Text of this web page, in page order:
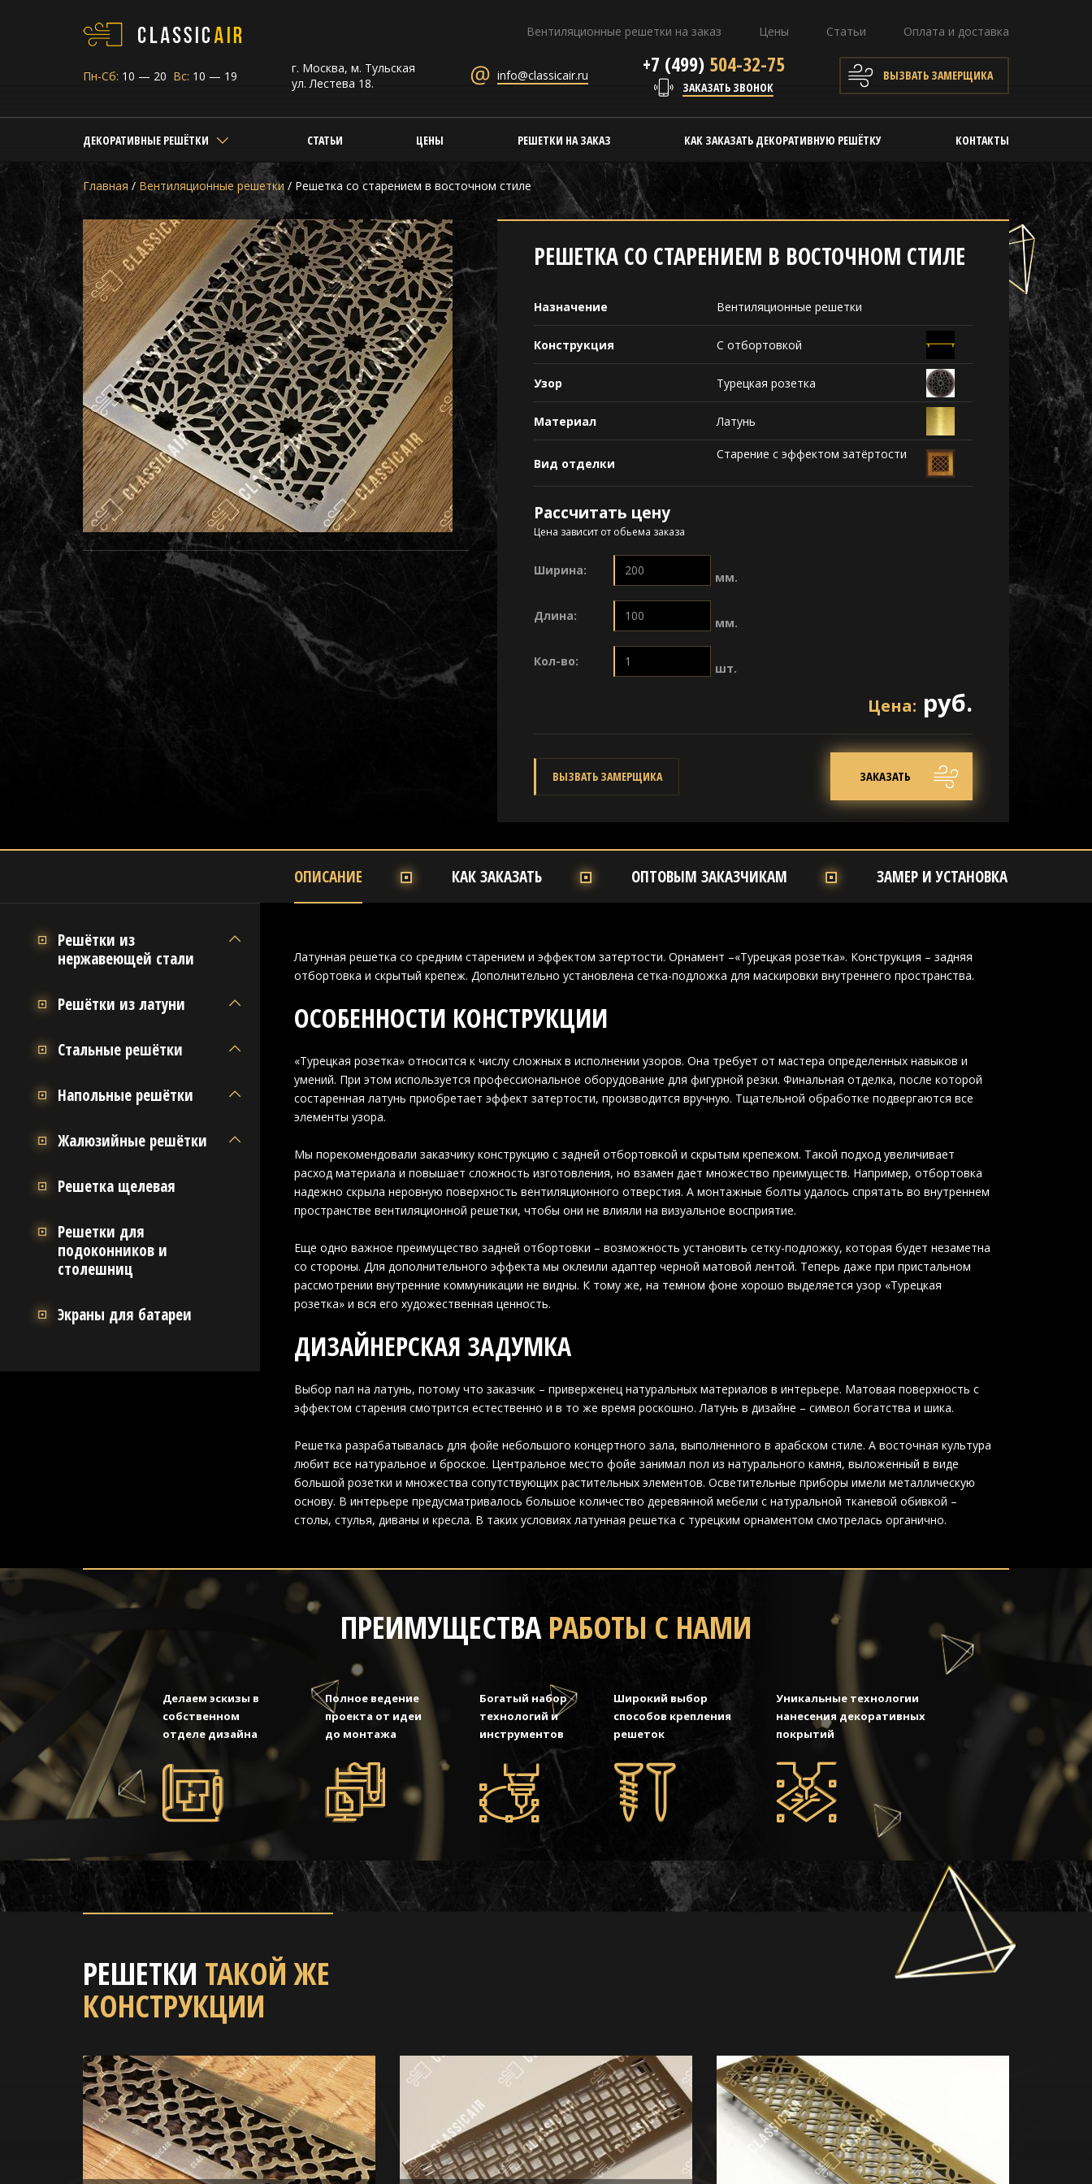
Вентиляционные решетки на заказ Цены Статьи Оплата и доставка
Пн-Сб: 10 — 20 Вс: 10 — 19
г. Москва, м. Тульская
ул. Лестева 18.
info@classicair.ru +7 (499)504-32-75
ЗАКАЗАТЬ ЗВОНОК
ВЫЗВАТЬ ЗАМЕРЩИКА
ДЕКОРАТИВНЫЕ РЕШЁТКИ СТАТЬИ ЦЕНЫ РЕШЕТКИ НА ЗАКАЗ КАК ЗАКАЗАТЬ ДЕКОРАТИВНУЮ РЕШЁТКУ КОНТАКТЫ
Главная / Вентиляционные решетки / Решетка со старением в восточном стиле
РЕШЕТКА СО СТАРЕНИЕМ В ВОСТОЧНОМ СТИЛЕ
Назначение Вентиляционные решетки
Конструкция С отбортовкой
Узор Турецкая розетка
Материал Латунь
Вид отделки
Старение с эффектом затёртости
Рассчитать цену
Цена зависит от обьема заказа
Ширина: мм.
Длина: мм.
Кол-во: шт.
Цена: руб.
ВЫЗВАТЬ ЗАМЕРЩИКА ЗАКАЗАТЬ
ОПИСАНИЕ КАК ЗАКАЗАТЬ ОПТОВЫМ ЗАКАЗЧИКАМ ЗАМЕР И УСТАНОВКА
Латунная решетка со средним старением и эффектом затертости. Орнамент –«Турецкая розетка». Конструкция – задняя
отбортовка и скрытый крепеж. Дополнительно установлена сетка-подложка для маскировки внутреннего пространства.
ОСОБЕННОСТИ КОНСТРУКЦИИ
«Турецкая розетка» относится к числу сложных в исполнении узоров. Она требует от мастера определенных навыков и
умений. При этом используется профессиональное оборудование для фигурной резки. Финальная отделка, после которой
состаренная латунь приобретает эффект затертости, производится вручную. Тщательной обработке подвергаются все
элементы узора.
Мы порекомендовали заказчику конструкцию с задней отбортовкой и скрытым крепежом. Такой подход увеличивает
расход материала и повышает сложность изготовления, но взамен дает множество преимуществ. Например, отбортовка
надежно скрыла неровную поверхность вентиляционного отверстия. А монтажные болты удалось спрятать во внутреннем
пространстве вентиляционной решетки, чтобы они не влияли на визуальное восприятие.
Еще одно важное преимущество задней отбортовки – возможность установить сетку-подложку, которая будет незаметна
со стороны. Для дополнительного эффекта мы оклеили адаптер черной матовой лентой. Теперь даже при пристальном
рассмотрении внутренние коммуникации не видны. К тому же, на темном фоне хорошо выделяется узор «Турецкая
розетка» и вся его художественная ценность.
ДИЗАЙНЕРСКАЯ ЗАДУМКА
Выбор пал на латунь, потому что заказчик – приверженец натуральных материалов в интерьере. Матовая поверхность с
эффектом старения смотрится естественно и в то же время роскошно. Латунь в дизайне – символ богатства и шика.
Решетка разрабатывалась для фойе небольшого концертного зала, выполненного в арабском стиле. А восточная культура
любит все натуральное и броское. Центральное место фойе занимал пол из натурального камня, выложенный в виде
большой розетки и множества сопутствующих растительных элементов. Осветительные приборы имели металлическую
основу. В интерьере предусматривалось большое количество деревянной мебели с натуральной тканевой обивкой –
столы, стулья, диваны и кресла. В таких условиях латунная решетка с турецким орнаментом смотрелась органично.
Решётки из
нержавеющей стали
Решётки из латуни
Стальные решётки
Напольные решётки
Жалюзийные решётки
Решетка щелевая
Решетки для
подоконников и
столешниц
Экраны для батареи
ПРЕИМУЩЕСТВАРАБОТЫ С НАМИ
Делаем эскизы в
собственном
отделе дизайна
Полное ведение
проекта от идеи
до монтажа
Богатый набор
технологий и
инструментов
Широкий выбор
способов крепления
решеток
Уникальные технологии
нанесения декоративных
покрытий
РЕШЕТКИ ТАКОЙ ЖЕ
КОНСТРУКЦИИ